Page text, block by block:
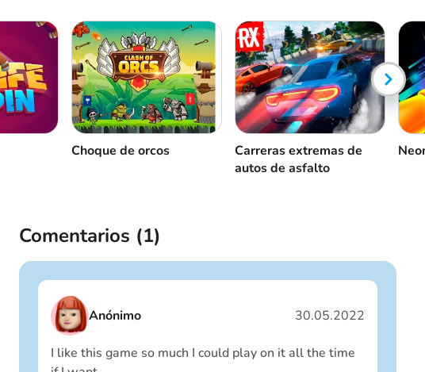
Choque de orcos
Carreras extremas de
autos de asfalto
Comentarios (1)
Anónimo 30.05.2022
I like this game so much I could play on it all the time